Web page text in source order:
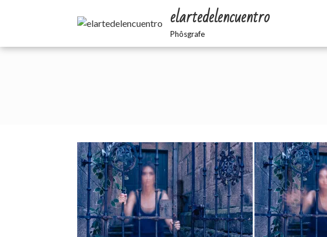
elartedelencuentro
Phôsgrafe